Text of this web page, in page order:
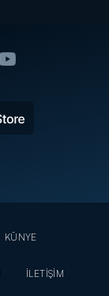
KÜNYE
İLETİŞİM